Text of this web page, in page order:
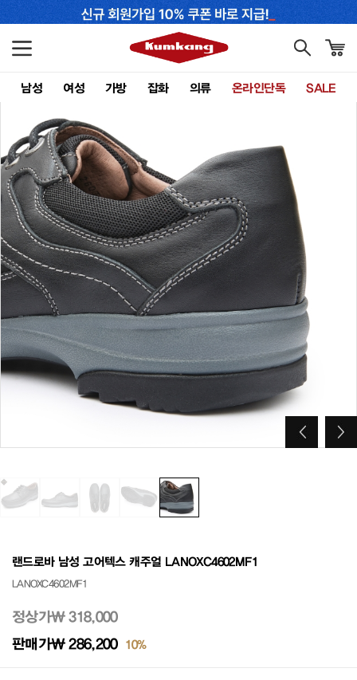
남성 여성 가방 잡화 의류 온라인단독 SALE
랜드로바 남성 고어텍스 캐주얼 LANOXC4602MF1
LANOXC4602MF1
정상가₩ 318,000
판매가₩ 286,200 10%